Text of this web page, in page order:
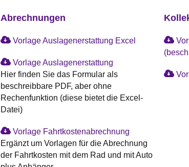
Abrechnungen
Vorlage Auslagenerstattung Excel
Vorlage Auslagenerstattung
Hier finden Sie das Formular als
beschreibbare PDF, aber ohne
Rechenfunktion (diese bietet die Excel-
Datei)
Vorlage Fahrtkostenabrechnung
Ergänzt um Vorlagen für die Abrechnung
der Fahrtkosten mit dem Rad und mit Auto